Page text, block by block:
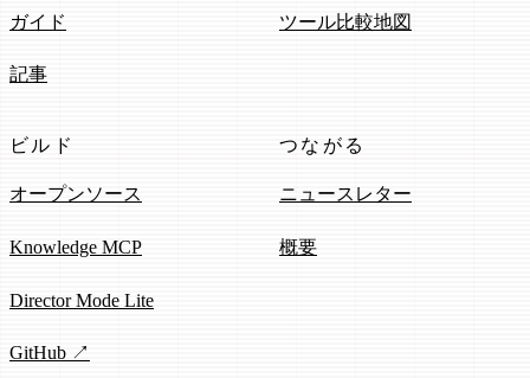
ガイド
記事
ツール比較地図
ビルド
オープンソース
Knowledge MCP
Director Mode Lite
GitHub ↗
つながる
ニュースレター
概要